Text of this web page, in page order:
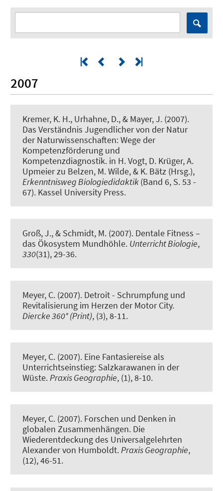
2007
Kremer, K. H., Urhahne, D., & Mayer, J. (2007).
Das Verständnis Jugendlicher von der Natur
der Naturwissenschaften: Wege der
Kompetenzförderung und
Kompetenzdiagnostik. in H. Vogt, D. Krüger, A.
Upmeier zu Belzen, M. Wilde, & K. Bätz (Hrsg.),
Erkenntnisweg Biologiedidaktik(Band 6, S. 53 -
67). Kassel University Press.
Groß, J., & Schmidt, M. (2007). Dentale Fitness –
das Ökosystem Mundhöhle. Unterricht Biologie,
330(31), 29-36.
Meyer, C. (2007). Detroit - Schrumpfung und
Revitalisierung im Herzen der Motor City.
Diercke 360° (Print), (3), 8-11.
Meyer, C. (2007). Eine Fantasiereise als
Unterrichtseinstieg: Salzkarawanen in der
Wüste.Praxis Geographie, (1), 8-10.
Meyer, C. (2007). Forschen und Denken in
globalen Zusammenhängen. Die
Wiederentdeckung des Universalgelehrten
Alexander von Humboldt.Praxis Geographie,
(12), 46-51.